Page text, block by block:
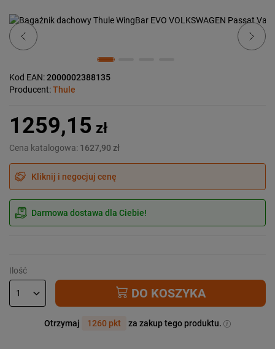
Previous Next
Kod EAN:2000002388135
Producent:Thule
1259,15 zł
Cena katalogowa: 1627,90 zł
Kliknij i negocjuj cenę
Darmowa dostawa dla Ciebie!
Ilość
DO KOSZYKA
Otrzymaj 1260 pkt za zakup tego produktu.